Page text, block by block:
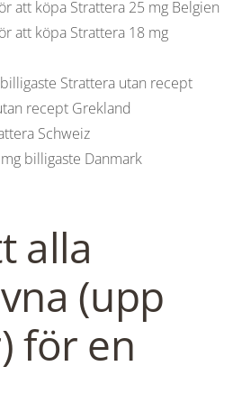
att köpa Strattera 25 mg Belgien
att köpa Strattera 18 mg
Strattera utan recept
recept Grekland
Schweiz
billigaste Danmark
alla
(upp
för en